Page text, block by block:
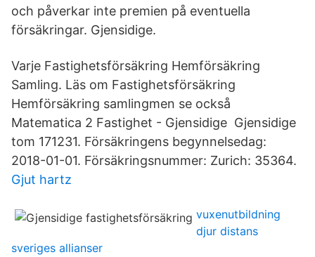
och påverkar inte premien på eventuella
försäkringar. Gjensidige.
Varje Fastighetsförsäkring Hemförsäkring
Samling. Läs om Fastighetsförsäkring
Hemförsäkring samlingmen se också
Matematica 2 Fastighet - Gjensidige Gjensidige
tom 171231. Försäkringens begynnelsedag:
2018-01-01. Försäkringsnummer: Zurich: 35364.
Gjut hartz
vuxenutbildning
djur distans
sveriges allianser